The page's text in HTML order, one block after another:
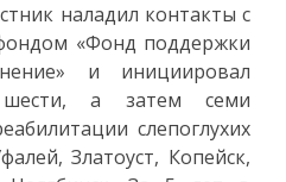
наладил контакты с
«Фонд поддержки
и инициировал
шести, а затем семи
слепоглухих
Златоуст, Копейск,